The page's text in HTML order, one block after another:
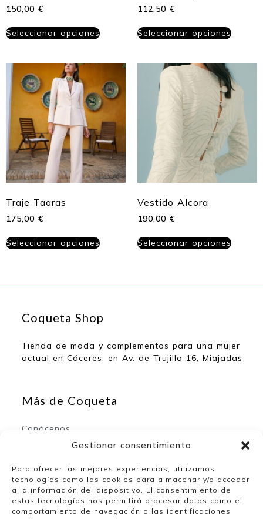
Gestionar consentimiento
Para ofrecer las mejores experiencias, utilizamos
tecnologías como las cookies para almacenar y/o acceder
a la información del dispositivo. El consentimiento de
estas tecnologías nos permitirá procesar datos como el
comportamiento de navegación o las identificaciones
150,00 €
Seleccionar opciones
112,50 €
Seleccionar opciones
Traje Taaras
175,00 €
Seleccionar opciones
Vestido Alcora
190,00 €
Seleccionar opciones
Coqueta Shop
Tienda de moda y complementos para una mujer
actual en Cáceres, en Av. de Trujillo 16, Miajadas
Más de Coqueta
Conócenos
Mi espacio
Mi cuenta